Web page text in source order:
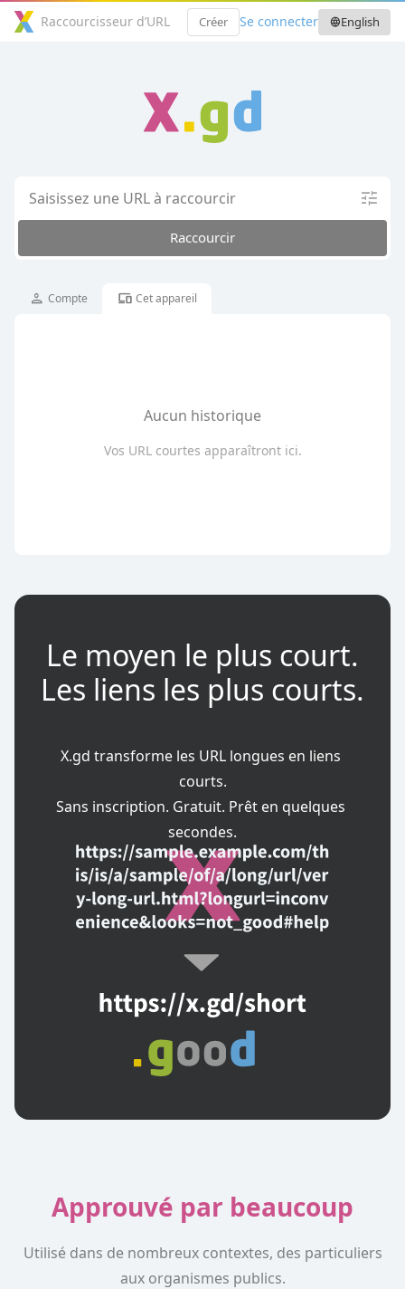
Raccourcisseur d’URL Créer Se connecter languageEnglish
tune
Raccourcir
public Publique
Date de début info
person Compte devices Cet appareil
Aucun historique
Vos URL courtes apparaîtront ici.
Le moyen le plus court.
Les liens les plus courts.
X.gd transforme les URL longues en liens
courts.
Sans inscription. Gratuit. Prêt en quelques
secondes.
Approuvé par beaucoup
Utilisé dans de nombreux contextes, des particuliers
aux organismes publics.